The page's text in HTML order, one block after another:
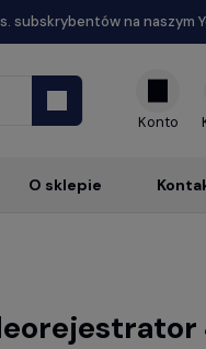
subskrybentów na naszym
Konto
O sklepie